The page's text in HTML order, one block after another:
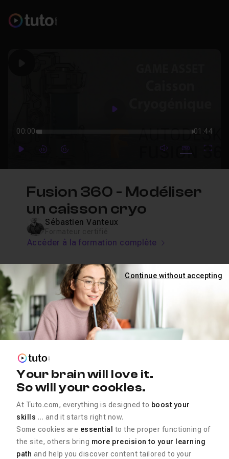
Play
00:00 01:44
PlayForwardForward mute video
Subtitles
Fusion 360 - Modéliser
un caisson cryo
Sébastien Vanteux
Accéder à la formation complète